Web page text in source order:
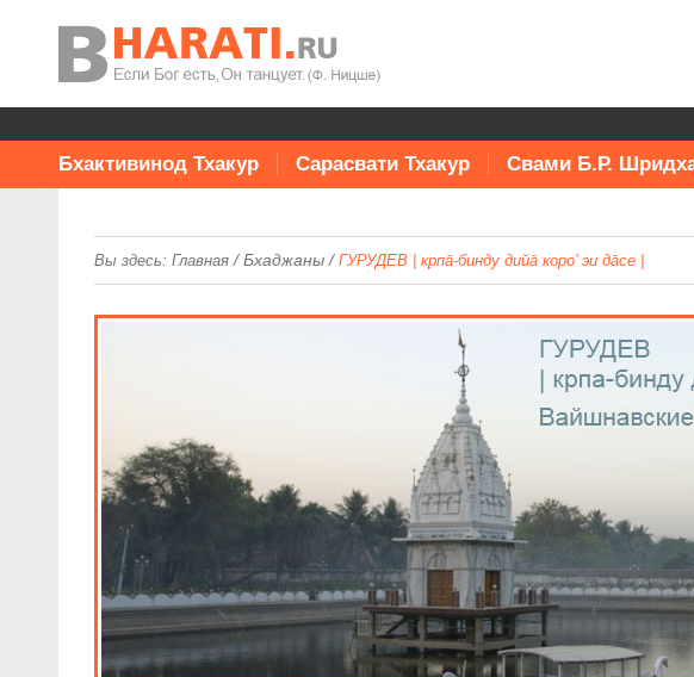
Бхактивинод Тхакур Сарасвати Тхакур Свами Б.Р.
Вы здесь: Главная/Бхаджаны/ ГУРУДЕВ | кр̣па̄-бинду дийа̄ коро’ эи да̄се |